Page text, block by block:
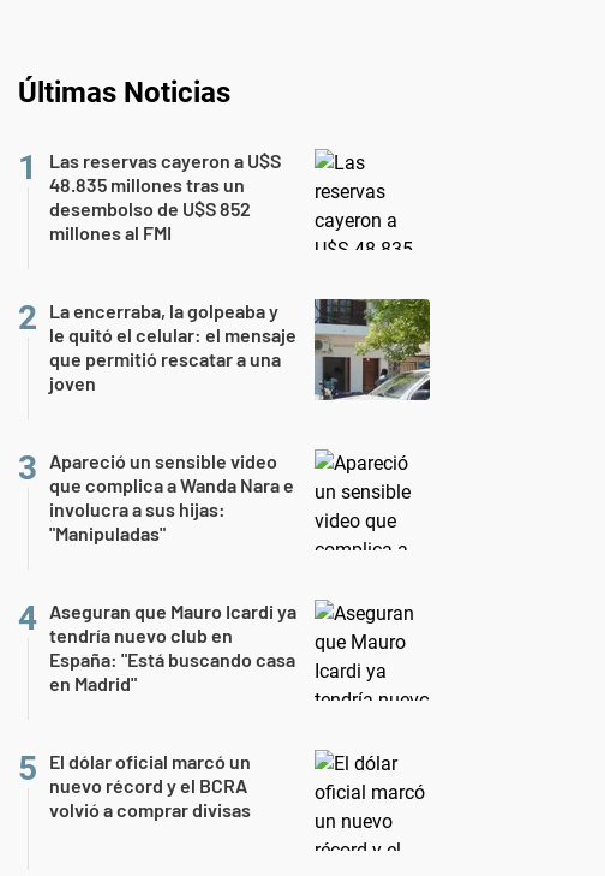
Últimas Noticias
Las reservas cayeron a U$S
48.835 millones tras un
desembolso de U$S 852
millones al FMI
La encerraba, la golpeaba y
le quitó el celular: el mensaje
que permitió rescatar a una
joven
Apareció un sensible video
que complica a Wanda Nara e
involucra a sus hijas:
"Manipuladas"
Aseguran que Mauro Icardi ya
tendría nuevo club en
España: "Está buscando casa
en Madrid"
El dólar oficial marcó un
nuevo récord y el BCRA
volvió a comprar divisas